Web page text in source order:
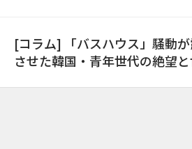
[コラム] 「バスハウス」騒動
させた韓国・青年世代の絶望